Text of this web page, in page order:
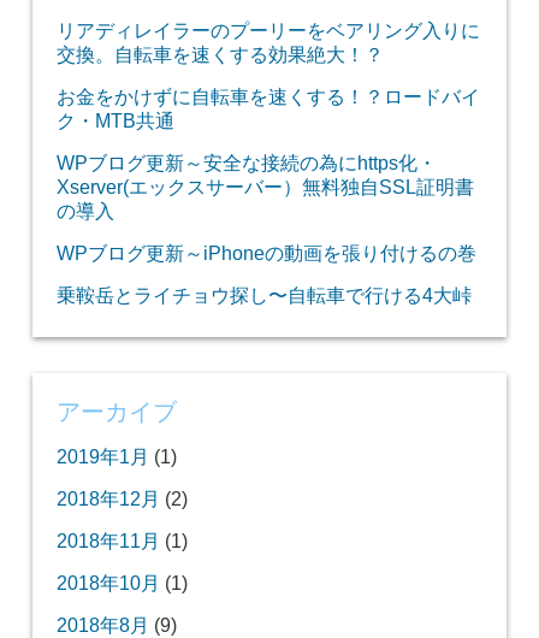
リアディレイラーのプーリーをベアリング入りに
交換。自転車を速くする効果絶大！？
お金をかけずに自転車を速くする！？ロードバイ
ク・MTB共通
WPブログ更新～安全な接続の為にhttps化・
Xserver(エックスサーバー）無料独自SSL証明書
の導入
WPブログ更新～iPhoneの動画を張り付けるの巻
乗鞍岳とライチョウ探し〜自転車で行ける4大峠
アーカイブ
2019年1月 (1)
2018年12月 (2)
2018年11月 (1)
2018年10月 (1)
2018年8月 (9)